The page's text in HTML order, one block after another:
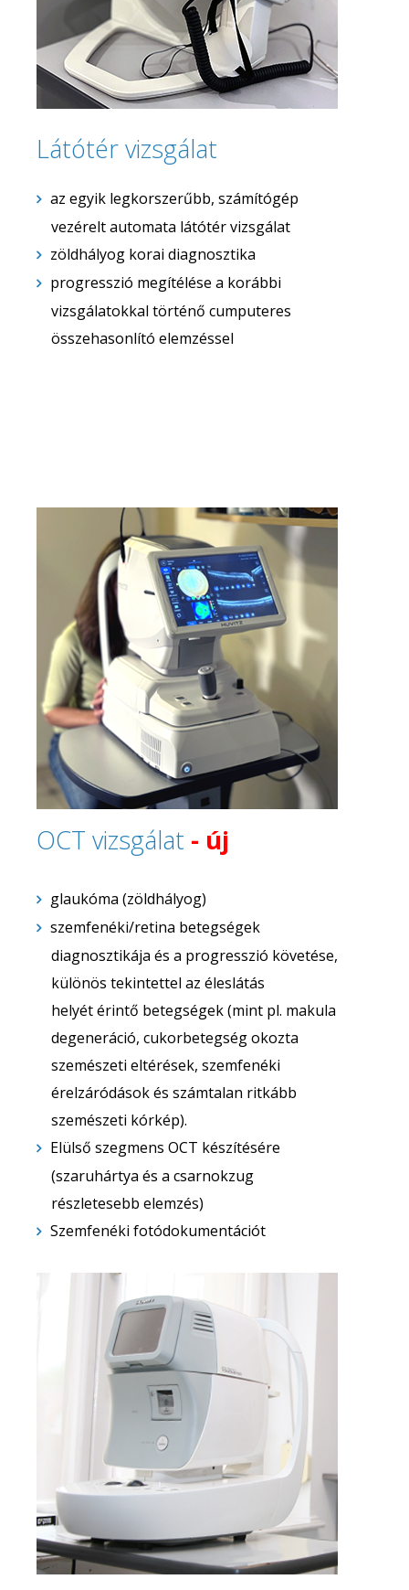
Látótér vizsgálat
az egyik legkorszerűbb, számítógép
vezérelt automata látótér vizsgálat
zöldhályog korai diagnosztika
progresszió megítélése a korábbi
vizsgálatokkal történő cumputeres
összehasonlító elemzéssel
OCT vizsgálat - új
glaukóma (zöldhályog)
szemfenéki/retina betegségek
diagnosztikája és a progresszió követése,
különös tekintettel az éleslátás
helyétérintő betegségek (mint pl. makula
degeneráció, cukorbetegség okozta
szemészeti eltérések, szemfenéki
érelzáródások és számtalan ritkább
szemészeti kórkép).
Elülső szegmens OCT készítésére
(szaruhártya és a csarnokzug
részletesebb elemzés)
Szemfenéki fotódokumentációt